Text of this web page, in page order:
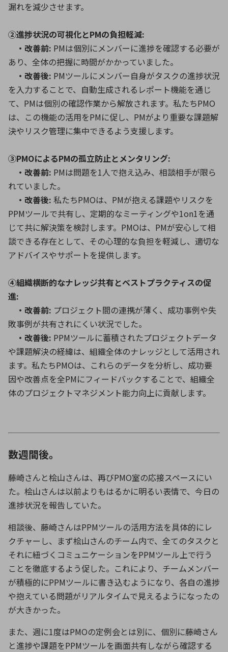
漏れを減少させます。
②進捗状況の可視化とPMの負担軽減:
・改善前: PMは個別にメンバーに進捗を確認する必要が
あり、全体の把握に時間がかかっていました。
・改善後: PMツールにメンバー自身がタスクの進捗状況
を入力することで、自動生成されるレポート機能を通じ
て、PMは個別の確認作業から解放されます。私たちPMO
は、この機能の活用をPMに促し、PMがより重要な課題解
決やリスク管理に集中できるよう支援します。
③PMOによるPMの孤立防止とメンタリング:
・改善前: PMは問題を1人で抱え込み、相談相手が限ら
れていました。
・改善後: 私たちPMOは、PMが抱える課題やリスクを
PPMツールで共有し、定期的なミーティングや1on1を通
じて共に解決策を検討します。PMOは、PMが安心して相
談できる存在として、その心理的な負担を軽減し、適切な
アドバイスやサポートを提供します。
④組織横断的なナレッジ共有とベストプラクティスの促
進:
・改善前: プロジェクト間の連携が薄く、成功事例や失
敗事例が共有されにくい状況でした。
・改善後: PPMツールに蓄積されたプロジェクトデータ
や課題解決の経緯は、組織全体のナレッジとして活用され
ます。私たちPMOは、これらのデータを分析し、成功要
因や改善点を全PMにフィードバックすることで、組織全
体のプロジェクトマネジメント能力向上に貢献します。
数週間後。
藤崎さんと桧山さんは、再びPMO室の応接スペースにい
た。桧山さんは以前よりもはるかに明るい表情で、今日の
進捗状況を報告していた。
相談後、藤崎さんはPPMツールの活用方法を具体的にレ
クチャーし、まず桧山さんのチーム内で、全てのタスクと
それに紐づくコミュニケーションをPPMツール上で行う
ことを徹底するよう促した。これにより、チームメンバー
が積極的にPPMツールに書き込むようになり、各自の進捗
や抱えている問題がリアルタイムで見えるようになったの
が大きかった。
また、週に1度はPMOの定例会とは別に、個別に藤崎さん
と進捗や課題をPPMツールを画面共有しながら確認する